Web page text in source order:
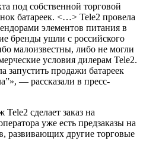
под собственной торговой
батареек. <…> Tele2 провела
элементов питания в
бренды ушли с российского
малоизвестны, либо не могли
условия дилерам Tele2.
запустить продажи батареек
— рассказали в пресс-
сделает заказ на
уже есть предзаказы на
развивающих другие торговые